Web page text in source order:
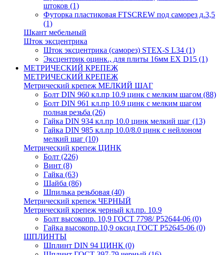
штоков (1)
Футорка пластиковая FTSCREW под саморез д.3,5
(1)
Шкант мебельный
Шток эксцентрика
Шток эксцентрика (саморез) STEX-S L34 (1)
Эксцентрик оцинк., для плиты 16мм EX D15 (1)
МЕТРИЧЕСКИЙ КРЕПЕЖ
МЕТРИЧЕСКИЙ КРЕПЕЖ
Метрический крепеж МЕЛКИЙ ШАГ
Болт DIN 960 кл.пр 10.9 цинк с мелким шагом (88)
Болт DIN 961 кл.пр 10.9 цинк с мелким шагом
полная резьба (26)
Гайка DIN 934 кл.пр 10.0 цинк мелкий шаг (13)
Гайка DIN 985 кл.пр 10.0/8.0 цинк с нейлоном
мелкий шаг (10)
Метрический крепеж ЦИНК
Болт (226)
Винт (8)
Гайка (63)
Шайба (86)
Шпилька резьбовая (40)
Метрический крепеж ЧЕРНЫЙ
Метрический крепеж черный кл.пр. 10.9
Болт высокопр. 10,9 ГОСТ 7798/ Р52644-06 (0)
Гайка высокопр.10,9 оксид ГОСТ Р52645-06 (0)
ШПЛИНТЫ
Шплинт DIN 94 ЦИНК (0)